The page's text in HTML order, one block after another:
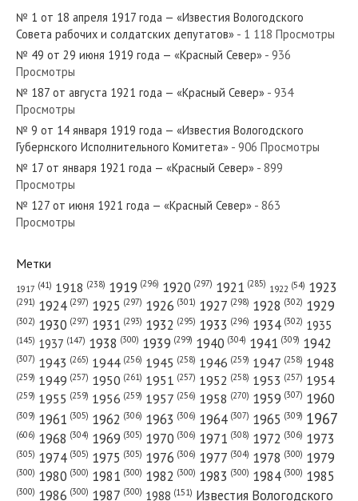
№ 231 от октября 1921 года — «Красный Север»
№ 230 от октября 1938 года — «Красный Север»
№ 115 от 19 сентября 1919 года — «Красный Север»
№ 95 от апреля 1959 года — «Красный Север»
№ 28 от февраля 1923 года — «Красный Север»
№ 1 от 18 апреля 1917 года — «Известия Вологодского
Совета рабочих и солдатских депутатов» - 1 118 Просмотры
№ 49 от 29 июня 1919 года — «Красный Север» - 936
Просмотры
№ 187 от августа 1921 года — «Красный Север» - 934
Просмотры
№ 9 от 14 января 1919 года — «Известия Вологодского
Губернского Исполнительного Комитета» - 906 Просмотры
№ 17 от января 1921 года — «Красный Север» - 899
Просмотры
№ 127 от июня 1921 года — «Красный Север» - 863
Просмотры
Метки
1917 (41) 1918 (238) 1919 (296) 1920 (297) 1921 (285) 1922 (54) 1923
(291) 1924 (297) 1925 (297) 1926 (301) 1927 (298) 1928 (302) 1929
(302) 1930 (297) 1931 (293) 1932 (295) 1933 (296) 1934 (302) 1935
(145) 1937 (147) 1938 (300) 1939 (299) 1940 (304) 1941 (309) 1942
(307) 1943 (265) 1944 (256) 1945 (258) 1946 (259) 1947 (258) 1948
(259) 1949 (257) 1950 (261) 1951 (257) 1952 (258) 1953 (257) 1954
(259) 1955 (259) 1956 (259) 1957 (256) 1958 (270) 1959 (307) 1960
(309) 1961 (305) 1962 (306) 1963 (306) 1964 (307) 1965 (309) 1967
(606) 1968 (304) 1969 (305) 1970 (306) 1971 (308) 1972 (306) 1973
(305) 1974 (305) 1975 (305) 1976 (306) 1977 (304) 1978 (300) 1979
(300) 1980 (300) 1981 (300) 1982 (300) 1983 (300) 1984 (300) 1985
(300) 1986 (300) 1987 (300) 1988 (151) Известия Вологодского